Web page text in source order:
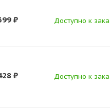
₽ Доступно к
₽ Доступно к